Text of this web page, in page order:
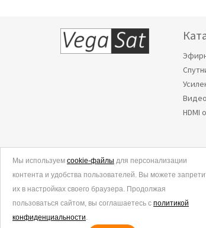
HDMI
© 2006-2026.
Все права защищены. Интернет-
Политика в отношении обработки
Согласие на обработку данных
Мы используем cookie-файлы для персонализации
контента и удобства пользователей. Вы можете
их в настройках своего браузера. Продолжая
пользоваться сайтом, вы соглашаетесь с политикой
конфиденциальности.